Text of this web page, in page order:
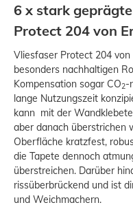
6 x stark
Protect 204 von
Vliesfaser Protect 204
besonders nachhaltigen
Kompensation sogar CO2-
lange Nutzungszeit
kann mit der
aber danach überstrichen
Oberfläche kratzfest,
die Tapete dennoch
überstreichen. Darüber
rissüberbrückend und ist
und Weichmachern.